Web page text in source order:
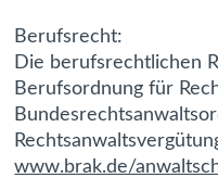
Berufsrecht:
Die berufsrechtlichen
Berufsordnung für
www.brak.de/